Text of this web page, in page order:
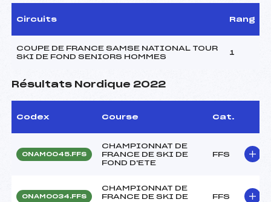
Circuits Rang
COUPE DE FRANCE SAMSE NATIONAL TOUR
SKI DE FOND SENIORS HOMMES
1
Résultats Nordique 2022
Codex Course Cat.
ONAM0045.FFS
CHAMPIONNAT DE
FRANCE DE SKI DE
FOND D'ETE
FFS
ONAM0034.FFS
CHAMPIONNAT DE
FRANCE DE SKI DE
FFS